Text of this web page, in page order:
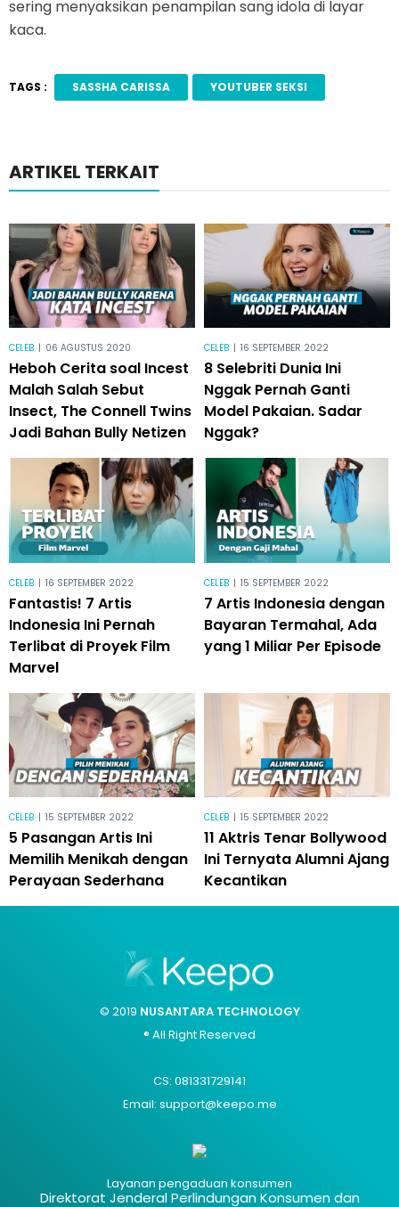
sering menyaksikan penampilan sang idola di layar
kaca.
TAGS : SASSHA CARISSA YOUTUBER SEKSI
ARTIKEL TERKAIT
CELEB | 06 AGUSTUS 2020
Heboh Cerita soal Incest
Malah Salah Sebut
Insect, The Connell Twins
Jadi Bahan Bully Netizen
CELEB | 16 SEPTEMBER 2022
8 Selebriti Dunia Ini
Nggak Pernah Ganti
Model Pakaian. Sadar
Nggak?
CELEB | 16 SEPTEMBER 2022
Fantastis! 7 Artis
Indonesia Ini Pernah
Terlibat di Proyek Film
Marvel
CELEB | 15 SEPTEMBER 2022
7 Artis Indonesia dengan
Bayaran Termahal, Ada
yang 1 Miliar Per Episode
CELEB | 15 SEPTEMBER 2022
5 Pasangan Artis Ini
Memilih Menikah dengan
Perayaan Sederhana
CELEB | 15 SEPTEMBER 2022
11 Aktris Tenar Bollywood
Ini Ternyata Alumni Ajang
Kecantikan
© 2019 NUSANTARA TECHNOLOGY
® All Right Reserved
CS: 081331729141
Email: support@keepo.me
Layanan pengaduan konsumen
Direktorat Jenderal Perlindungan Konsumen dan